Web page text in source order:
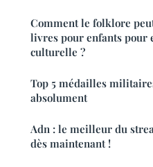
Comment le folklore
livres pour enfants pour
culturelle ?
Top 5 médailles
absolument
Adn : le meilleur du
dès maintenant !